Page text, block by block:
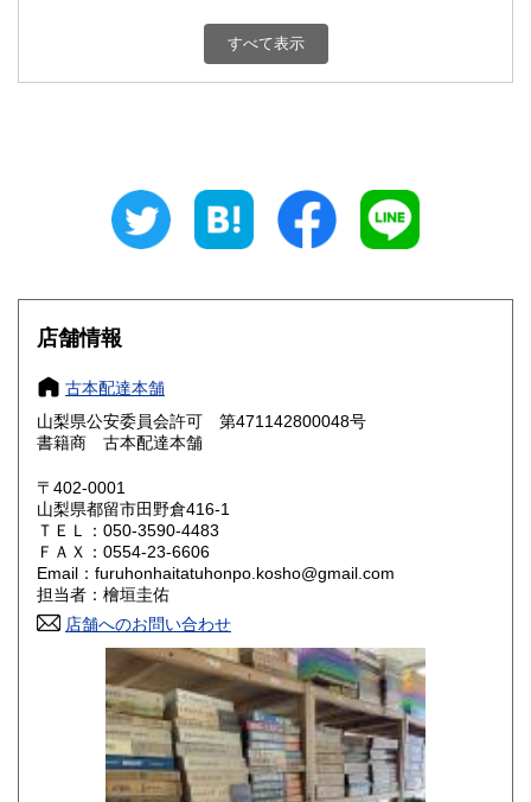
800円 富山県
800円 三重県
大阪府
奈良県
鳥取県 800円 島根県
岡山県
山口県 800円
香川県 800円 愛媛県
高知県 800円
800円 長崎県
800円 大分県
800円 鹿児島県
すべて表示
店舗情報
古本配達本舗
山梨県公安委員会許可 第471142800048号
書籍商 古本配達本舗
〒402-0001
山梨県都留市田野倉416-1
ＴＥＬ：050-3590-4483
ＦＡＸ：0554-23-6606
Email：furuhonhaitatuhonpo.kosho@gmail.com
担当者：檜垣圭佑
店舗へのお問い合わせ